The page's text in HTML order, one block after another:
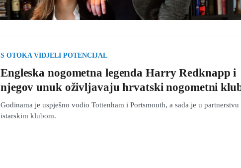
S OTOKA VIDJELI POTENCIJAL
Engleska nogometna legenda Harry Redknapp i
njegov unuk oživljavaju hrvatski nogometni
Godinama je uspješno vodio Tottenham i Portsmouth, a sada je u partnerstvu
istarskim klubom.